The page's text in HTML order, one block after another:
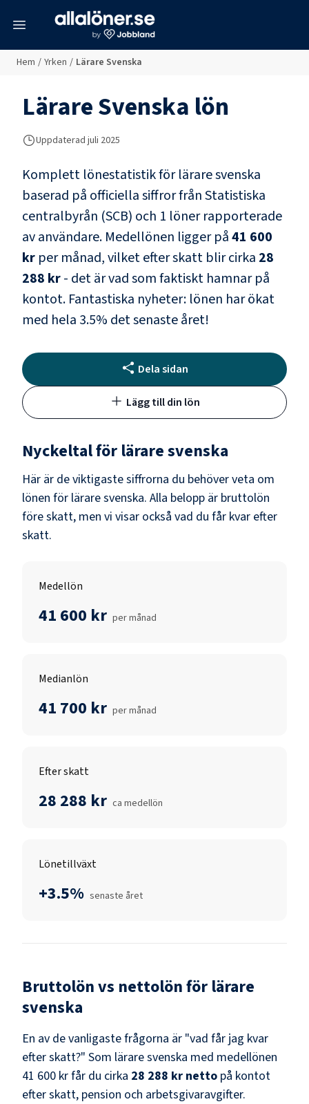
Hem / Yrken / Lärare Svenska
Lärare Svenska lön
Uppdaterad juli 2025
Komplett lönestatistik förlärare svenska
baserad på officiella siffror från Statistiska
centralbyrån (SCB) och 1 löner rapporterade
av användare. Medellönen ligger på41 600
kr per månad, vilket efter skatt blir cirka 28
288 kr- det är vad som faktiskt hamnar på
kontot. Fantastiska nyheter: lönen har ökat
med hela 3.5% det senaste året!
Dela sidan
Lägg till din lön
Nyckeltal för lärare svenska
Här är de viktigaste siffrorna du behöver veta om
lönen för lärare svenska. Alla belopp är bruttolön
före skatt, men vi visar också vad du får kvar efter
skatt.
Medellön
41 600 kr per månad
Medianlön
41 700 kr per månad
Efter skatt
28 288 kr ca medellön
Lönetillväxt
+3.5% senaste året
Bruttolön vs nettolön för lärare
svenska
En av de vanligaste frågorna är "vad får jag kvar
efter skatt?" Som lärare svenska med medellönen
41 600 krfår du cirka 28 288 kr netto på kontot
efter skatt, pension och arbetsgivaravgifter.